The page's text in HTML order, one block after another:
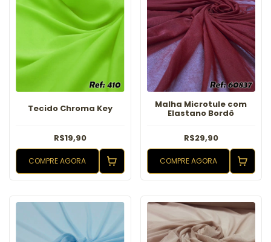
Tecido Chroma Key
R$19,90
COMPRE AGORA
Malha Microtule com
Elastano Bordô
R$29,90
COMPRE AGORA